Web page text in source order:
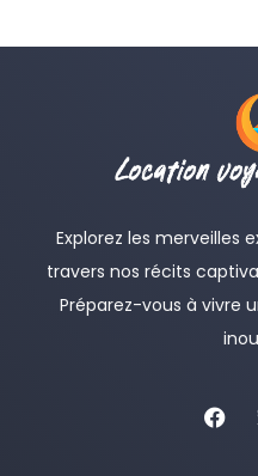
Explorez les merveilles
travers nos récits
Préparez-vous à vivre